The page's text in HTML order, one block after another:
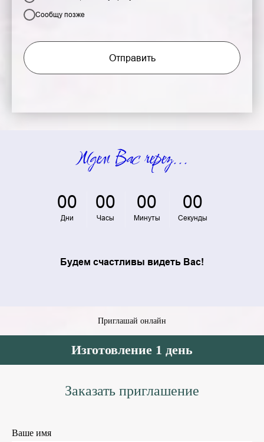
Сообщу позже
Отправить
Ждем Вас через...
00
Дни
00
Часы
00
Минуты
00
Секунды
Будем счастливы видеть Вас!
Приглашай онлайн
Изготовление 1 день
Заказать приглашение
Ваше имя